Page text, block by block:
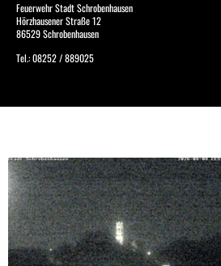
Feuerwehr Stadt Schrobenhausen
Hörzhausener Straße 12
86529 Schrobenhausen
Tel.: 08252 / 889025